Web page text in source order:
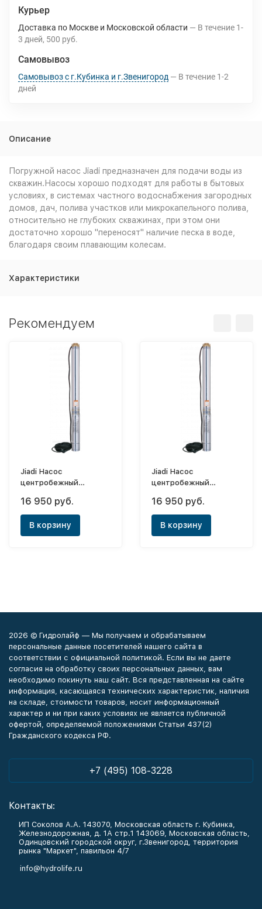
Курьер
Доставка по Москве и Московской области В течение 1-
3 дней 500 руб.
Самовывоз
Самовывоз с г.Кубинка и г.Звенигород В течение 1-2
дней
Описание
Погружной насос Jiadi предназначен для подачи воды из
скважин.Насосы хорошо подходят для работы в бытовых
условиях, в системах частного водоснабжения загородных
домов, дач, полива участков или микрокапельного полива,
относительно не глубоких скважинах, при этом они
достаточно хорошо "переносят" наличие песка в воде,
благодаря своим плавающим колесам.
Характеристики
Рекомендуем
Jiadi Насос
центробежный
16 950 руб.
В корзину
Jiadi Насос
центробежный
16 950 руб.
В корзину
2026 © Гидролайф — Мы получаем и обрабатываем
персональные данные посетителей нашего сайта в
соответствии с официальной политикой. Если вы не даете
согласия на обработку своих персональных данных, вам
необходимо покинуть наш сайт. Вся представленная на сайте
информация, касающаяся технических характеристик, наличия
на складе, стоимости товаров, носит информационный
характер и ни при каких условиях не является публичной
офертой, определяемой положениями Статьи 437(2)
Гражданского кодекса РФ.
+7 (495) 108-3228
Контакты:
ИП Соколов А.А. 143070, Московская область г. Кубинка,
Железнодорожная, д. 1А стр.1 143069, Московская область,
Одинцовский городской округ, г.Звенигород, территория
рынка "Маркет", павильон 4/7
info@hydrolife.ru